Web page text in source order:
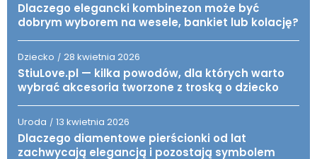
Dlaczego elegancki kombinezon może być
dobrym wyborem na wesele, bankiet lub kolację?
Dziecko / 28 kwietnia 2026
StiuLove.pl — kilka powodów, dla których warto
wybrać akcesoria tworzone z troską o dziecko
Uroda / 13 kwietnia 2026
Dlaczego diamentowe pierścionki od lat
zachwycają elegancją i pozostają symbolem